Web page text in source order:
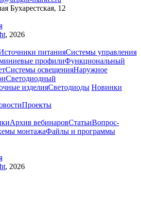
Бухарестская, 12
, 2026
питанияСистемы управления
профилиФункциональный
Системы освещенияНаружное
Светодиодный
изделияСветодиоды Новинки
Проекты
Архив вебинаровСтатьиВопрос-
монтажаФайлы и программы
, 2026